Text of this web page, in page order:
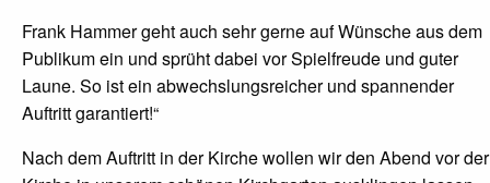
Frank Hammer geht auch sehr gerne auf Wünsche aus dem
Publikum ein und sprüht dabei vor Spielfreude und guter
Laune. So ist ein abwechslungsreicher und spannender
Auftritt garantiert!“
Nach dem Auftritt in der Kirche wollen wir den Abend vor der